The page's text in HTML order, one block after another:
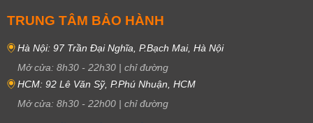
TRUNG TÂM BẢO HÀNH
Hà Nội: 97 Trần Đại Nghĩa, P.Bạch Mai, Hà Nội
Mở cửa: 8h30 - 22h30 | chỉ đường
HCM: 92 Lê Văn Sỹ, P.Phú Nhuận, HCM
Mở cửa: 8h30 - 22h00 | chỉ đường